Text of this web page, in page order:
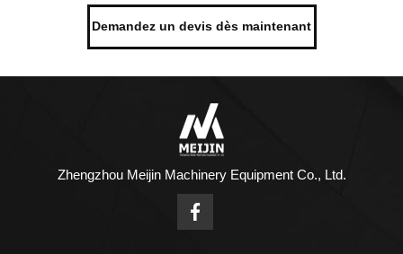
Demandez un devis dès maintenant
Zhengzhou Meijin Machinery Equipment Co., Ltd.